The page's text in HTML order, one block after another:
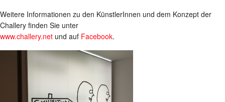
Weitere Informationen zu den KünstlerInnen und dem Konzept der
Challery finden Sie unter
www.challery.net und auf Facebook.